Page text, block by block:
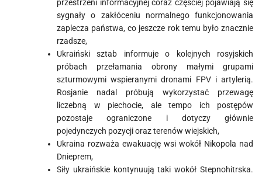
przestrzeni informacyjnej coraz częściej pojawiają się
sygnały o zakłóceniu normalnego funkcjonowania
zaplecza państwa, co jeszcze rok temu było znacznie
rzadsze,
Ukraiński sztab informuje o kolejnych rosyjskich
próbach przełamania obrony małymi grupami
szturmowymi wspieranymi dronami FPV i artylerią.
Rosjanie nadal próbują wykorzystać przewagę
liczebną w piechocie, ale tempo ich postępów
pozostaje ograniczone i dotyczy głównie
pojedynczych pozycji oraz terenów wiejskich,
Ukraina rozważa ewakuację wsi wokół Nikopola nad
Dnieprem,
Siły ukraińskie kontynuują taki wokół Stepnohitrska.